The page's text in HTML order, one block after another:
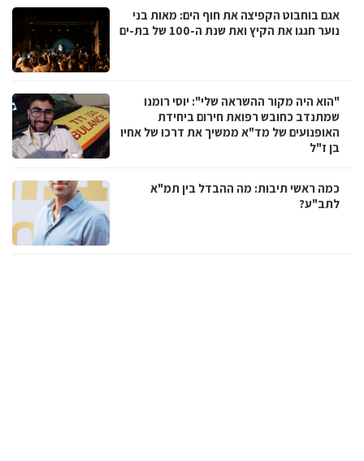
אגם בוחבוט הקפיצה את חוף הים: מאות בני
נוער חגגו את הקיץ ואת שנת ה-100 של בת-ים
"הוא היה מקור ההשראה שלי": יוסי רומנו
שמתנדב כחובש רפואת חירום ביחידת
האופנועים של מד"א ממשיך את דרכו של אחיו
בן ז"ל
כמה ראשי תיבות: מה ההבדל בין תמ"א
לתב"ע?